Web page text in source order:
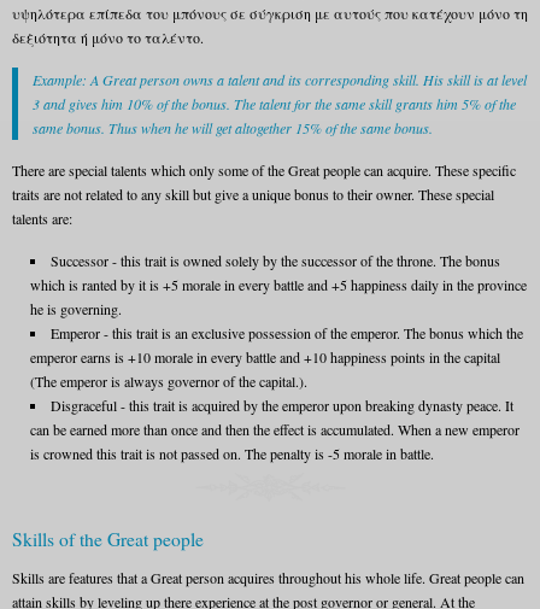
υψηλότερα επίπεδα του μπόνους σε σύγκριση με αυτούς που κατέχουν μόνο τη
δεξιότητα ή μόνο το ταλέντο.
Example: A Great person owns a talent and its corresponding skill. His skill is at level
3 and gives him 10% of the bonus. The talent for the same skill grants him 5% of the
same bonus. Thus when he will get altogether 15% of the same bonus.
There are special talents which only some of the Great people can acquire. These specific
traits are not related to any skill but give a unique bonus to their owner. These special
talents are:
Successor - this trait is owned solely by the successor of the throne. The bonus
which is ranted by it is +5 morale in every battle and +5 happiness daily in the province
he is governing.
Emperor - this trait is an exclusive possession of the emperor. The bonus which the
emperor earns is +10 morale in every battle and +10 happiness points in the capital
(The emperor is always governor of the capital.).
Disgraceful - this trait is acquired by the emperor upon breaking dynasty peace. It
can be earned more than once and then the effect is accumulated. When a new emperor
is crowned this trait is not passed on. The penalty is -5 morale in battle.
Skills of the Great people
Skills are features that a Great person acquires throughout his whole life. Great people can
attain skills by leveling up there experience at the post governor or general. At the